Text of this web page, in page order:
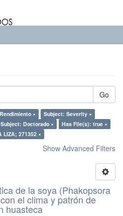
Go
×
Subject: Severity ×
Subject: Doctorado ×
Has File(s): true ×
LIZA; 271352 ×
Show Advanced Filters
de la soya (Phakopsora
el clima y patrón de
huasteca